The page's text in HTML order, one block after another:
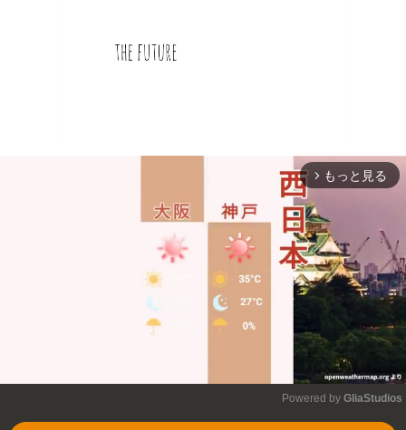
arrow_forward_ios もっと見る
Powered by GliaStudios